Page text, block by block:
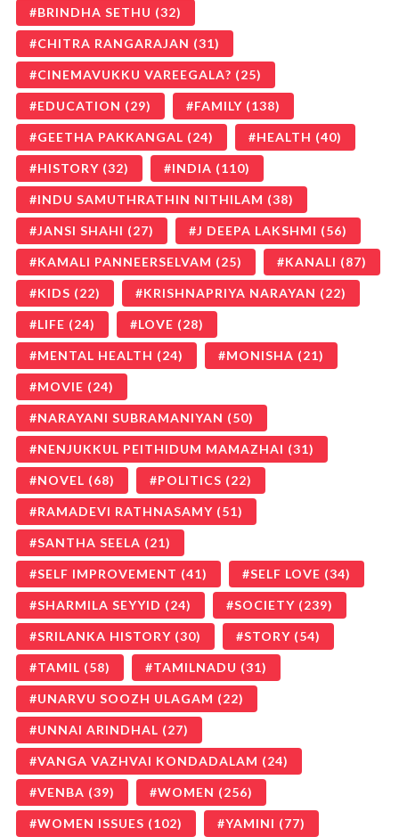
BRINDHA SETHU (32)
CHITRA RANGARAJAN (31)
CINEMAVUKKU VAREEGALA? (25)
EDUCATION (29) FAMILY (138)
GEETHA PAKKANGAL (24) HEALTH (40)
HISTORY (32) INDIA (110)
INDU SAMUTHRATHIN NITHILAM (38)
JANSI SHAHI (27) J DEEPA LAKSHMI (56)
KAMALI PANNEERSELVAM (25) KANALI (87)
KIDS (22) KRISHNAPRIYA NARAYAN (22)
LIFE (24) LOVE (28)
MENTAL HEALTH (24) MONISHA (21)
MOVIE (24)
NARAYANI SUBRAMANIYAN (50)
NENJUKKUL PEITHIDUM MAMAZHAI (31)
NOVEL (68) POLITICS (22)
RAMADEVI RATHNASAMY (51)
SANTHA SEELA (21)
SELF IMPROVEMENT (41) SELF LOVE (34)
SHARMILA SEYYID (24) SOCIETY (239)
SRILANKA HISTORY (30) STORY (54)
TAMIL (58) TAMILNADU (31)
UNARVU SOOZH ULAGAM (22)
UNNAI ARINDHAL (27)
VANGA VAZHVAI KONDADALAM (24)
VENBA (39) WOMEN (256)
WOMEN ISSUES (102) YAMINI (77)